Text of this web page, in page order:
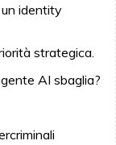
identity
strategica.
AI sbaglia?